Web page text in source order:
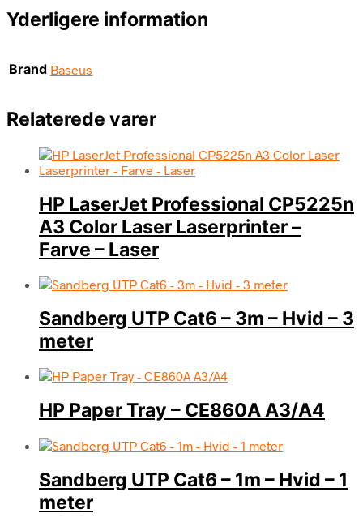
Yderligere information
Brand Baseus
Relaterede varer
HP LaserJet Professional CP5225n
A3 Color Laser Laserprinter –
Farve – Laser
Sandberg UTP Cat6 – 3m – Hvid – 3
meter
HP Paper Tray – CE860A A3/A4
Sandberg UTP Cat6 – 1m – Hvid – 1
meter